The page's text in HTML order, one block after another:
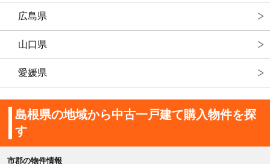
広島県
山口県
愛媛県
島根県の地域から中古一戸建て購入物件を探
す
市郡の物件情報